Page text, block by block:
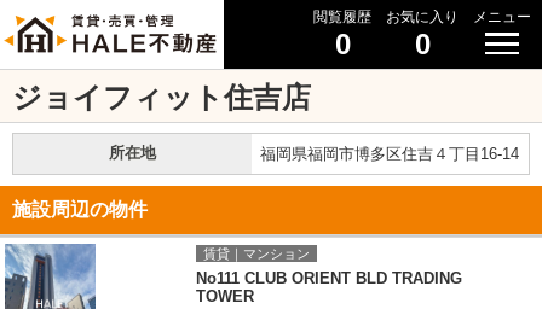
閲覧履歴
0
お気に入り
0
メニュー
ジョイフィット住吉店
所在地 福岡県福岡市博多区住吉４丁目16-14
施設周辺の物件
賃貸｜マンション
No111 CLUB ORIENT BLD TRADING
TOWER